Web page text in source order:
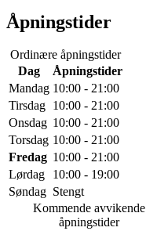
Åpningstider
Ordinære åpningstider
Dag
Åpningstider
Mandag 10:00 - 21:00
Tirsdag 10:00 - 21:00
Onsdag 10:00 - 21:00
Torsdag 10:00 - 21:00
Fredag 10:00 - 21:00
Lørdag
10:00 - 19:00
Søndag Stengt
Kommende avvikende
åpningstider